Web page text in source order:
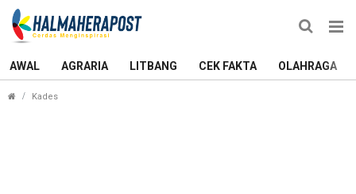
AWAL AGRARIA LITBANG CEK FAKTA OLAHRAGA
Kades